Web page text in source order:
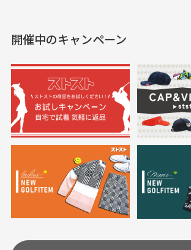
満足です。
30代女性
高価なブルゾンがお
30
いつも
す
送料はいくらかかりますか？
何点ご購入頂いた場合も全国一律で
いております。(1配送先につき)
また5,000円(税込)以上お買い物をして
※必ず１つのショッピングカートに複
ご注文下さいませ。
定休日はありますか？
土.日.祝日は定休日となっております。
実寸サイズについて
一点一点手作業で計測しております
差が生じる場合がございます。
においについて
ユーズド商品の特性故、メンテンス
すが、におい（煙草、香水、お香、
り、柔軟剤等)が付着している場合が
開催中のキャンペーン